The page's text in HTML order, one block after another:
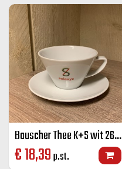
Bauscher Thee K+S wit 26 cl
€18,39p.st.